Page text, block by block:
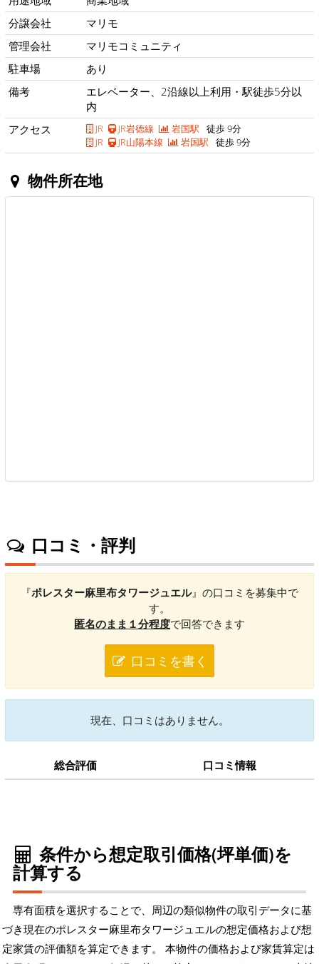
分譲会社
マリモ
管理会社
マリモコミュニティ
駐車場
あり
備考
エレベーター、2沿線以上利用・駅徒歩5分以
内
アクセス
JR JR岩徳線 岩国駅 徒歩 9分
JR
JR山陽本線 岩国駅 徒歩 9分
物件所在地
口コミ・評判
『ポレスター麻里布タワージュエル』の口コミを募集中で
す。
匿名のまま１分程度で回答できます
口コミを書く
現在、口コミはありません。
総合評価 口コミ情報
条件から想定取引価格(坪単価)を
計算する
専有面積を選択することで、周辺の類似物件の取引データに基
づき現在のポレスター麻里布タワージュエルの想定価格および想
定家賃の評価額を算定できます。 本物件の価格および家賃算定は